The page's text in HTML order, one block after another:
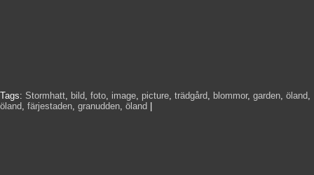
Tags: Stormhatt, bild, foto, image, picture, trädgård, blommor, garden, öland,
öland, färjestaden, granudden, öland